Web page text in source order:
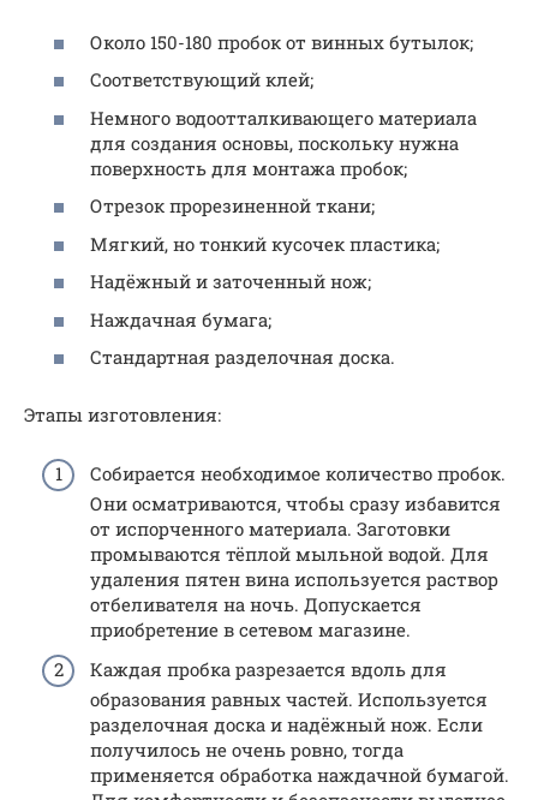
Около 150-180 пробок от винных бутылок;
Соответствующий клей;
Немного водоотталкивающего материала
для создания основы, поскольку нужна
поверхность для монтажа пробок;
Отрезок прорезиненной ткани;
Мягкий, но тонкий кусочек пластика;
Надёжный и заточенный нож;
Наждачная бумага;
Стандартная разделочная доска.
Этапы изготовления:
Собирается необходимое количество пробок.
Они осматриваются, чтобы сразу избавится
от испорченного материала. Заготовки
промываются тёплой мыльной водой. Для
удаления пятен вина используется раствор
отбеливателя на ночь. Допускается
приобретение в сетевом магазине.
Каждая пробка разрезается вдоль для
образования равных частей. Используется
разделочная доска и надёжный нож. Если
получилось не очень ровно, тогда
применяется обработка наждачной бумагой.